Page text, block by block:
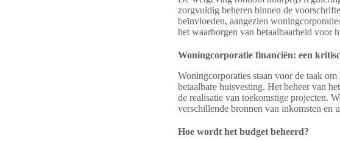
zorgvuldig beheren binnen de
beïnvloeden, aangezien
het waarborgen van betaalbaarheid voor
Woningcorporatie financiën: een
Woningcorporaties staan voor de taak
betaalbare huisvesting. Het beheer van
de realisatie van toekomstige projecten.
verschillende bronnen van inkomsten en
Hoe wordt het budget beheerd?